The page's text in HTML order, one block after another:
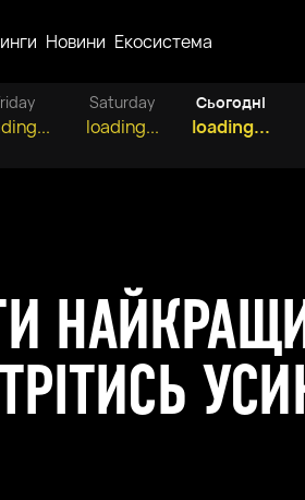
Новини Екосистема
Saturday
loading...
Сьогодні
loading...